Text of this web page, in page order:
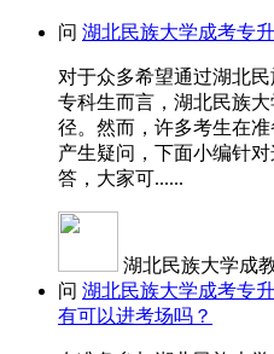
问 湖北民族大学成考专
对于众多希望通过湖北
专科生而言，湖北民族
径。然而，许多考生在
产生疑问，下面小编针
答，大家可......
湖北民族大学成
问 湖北民族大学成考专
有可以进考场吗？